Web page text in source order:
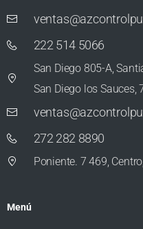
222 514 5066
San Diego 805-A,
San Diego los Sauces,
272 282 8890
Poniente. 7 469,
Menú